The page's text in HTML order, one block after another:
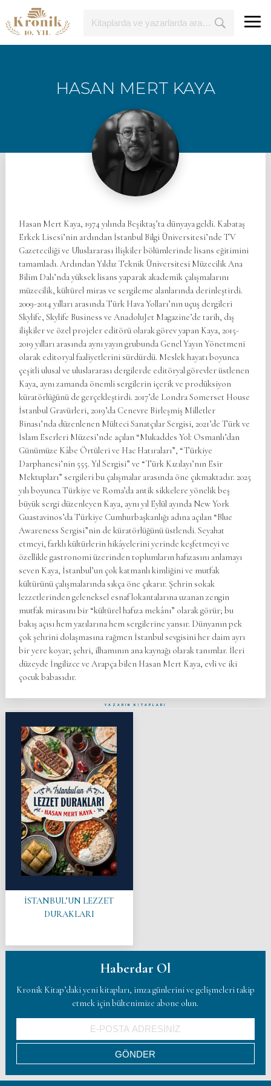
HASAN MERT KAYA
Hasan Mert Kaya, 1974 yılında Beşiktaş’ta dünyaya geldi. Kabataş
Erkek Lisesi’nin ardından İstanbul Bilgi Üniversitesi’nde TV
Gazeteciliği ve Uluslararası İlişkiler bölümlerinde lisans eğitimini
tamamladı. Ardından Yıldız Teknik Üniversitesi Müzecilik Ana
Bilim Dalı’nda yüksek lisans yaparak akademik çalışmalarını
müzecilik, kültürel miras ve sergileme alanlarında derinleştirdi.
2009-2014 yılları arasında Türk Hava Yolları’nın uçuş dergileri
Skylife, Skylife Business ve AnadoluJet Magazine’de tarih, dış
ilişkiler ve özel projeler editörü olarak görev yapan Kaya, 2015-
2019 yılları arasında aynı yayın grubunda Genel Yayın Yönetmeni
olarak editoryal faaliyetlerini sürdürdü. Meslek hayatı boyunca
çeşitli ulusal ve uluslararası dergilerde editöryal görevler üstlenen
Kaya, aynı zamanda önemli sergilerin içerik ve prodüksiyon
küratörlüğünü de gerçekleştirdi. 2017’de Londra Somerset House
İstanbul Gravürleri, 2019’da Cenevre Birleşmiş Milletler
Binası’nda düzenlenen Mülteci Sanatçılar Sergisi, 2021’de Türk ve
İslam Eserleri Müzesi’nde açılan “Mukaddes Yol: Osmanlı’dan
Günümüze Kâbe Örtüleri ve Hac Hatıraları”, “Türkiye
Darphanesi’nin 555. Yıl Sergisi” ve “Türk Kızılayı’nın Esir
Mektupları” sergileri bu çalışmalar arasında öne çıkmaktadır. 2025
yılı boyunca Türkiye ve Roma’da antik sikkelere yönelik beş
büyük sergi düzenleyen Kaya, aynı yıl Eylül ayında New York
Guastavinos’da Türkiye Cumhurbaşkanlığı adına açılan “Blue
Awareness Sergisi”nin de küratörlüğünü üstlendi. Seyahat
etmeyi, farklı kültürlerin hikâyelerini yerinde keşfetmeyi ve
özellikle gastronomi üzerinden toplumların hafızasını anlamayı
seven Kaya, İstanbul’un çok katmanlı kimliğini ve mutfak
kültürünü çalışmalarında sıkça öne çıkarır. Şehrin sokak
lezzetlerinden geleneksel esnaf lokantalarına uzanan zengin
mutfak mirasını bir “kültürel hafıza mekânı” olarak görür; bu
bakış açısı hem yazılarına hem sergilerine yansır. Dünyanın pek
çok şehrini dolaşmasına rağmen İstanbul sevgisini her daim ayrı
bir yere koyar; şehri, ilhamının ana kaynağı olarak tanımlar. İleri
düzeyde İngilizce ve Arapça bilen Hasan Mert Kaya, evli ve iki
çocuk babasıdır.
YAZARIN KİTAPLARI
İSTANBUL’UN LEZZET
DURAKLARI
Haberdar Ol
Kronik Kitap’daki yeni kitapları, imza günlerini ve gelişmeleri takip
etmek için bültenimize abone olun.